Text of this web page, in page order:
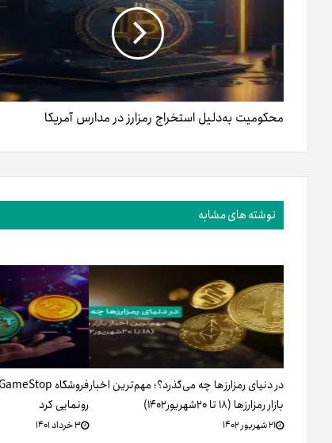
محکومیت به‌دلیل استخراج رمزارز در مدارس آمریکا
نوشته های مشابه
در دنیای رمزارزها چه می‌گذرد؟؛ مهم‌ترین اخبار
بازار رمزارزها (۱۸ تا ۲۰شهریور۱۴۰۲)
۲۱ شهریور ۱۴۰۲
رونمایی کرد
۳ خرداد ۱۴۰۱